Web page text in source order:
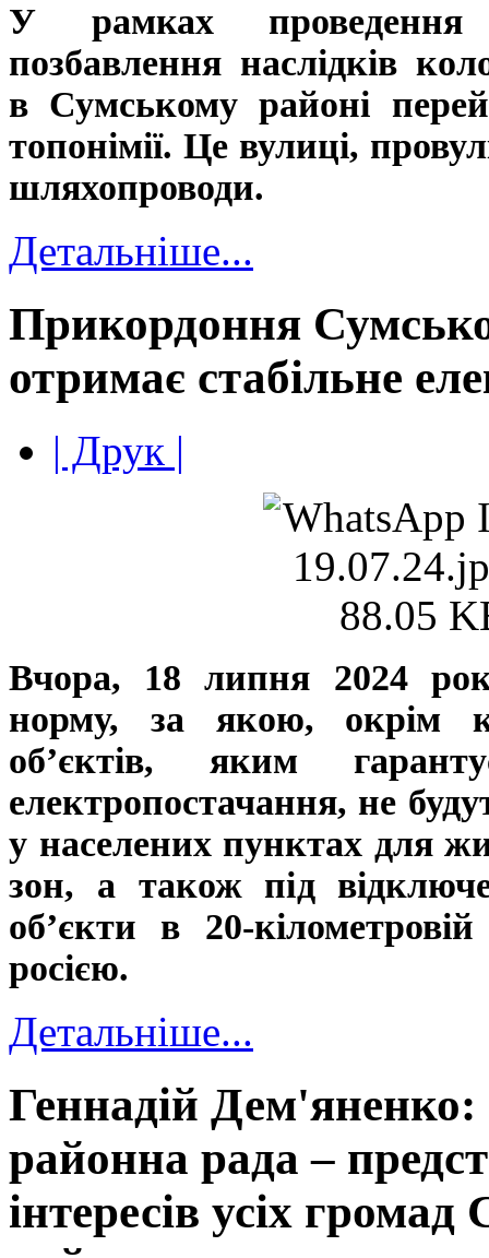
У рамках проведення
позбавлення наслідків
в Сумському районі
топонімії. Це вулиці,
шляхопроводи.
Детальніше...
Прикордоння
отримає стабільне
| Друк |
Вчора, 18 липня 2024
норму, за якою, окрім
об’єктів, яким
електропостачання, не
у населених пунктах для
зон, а також під
об’єкти в 20-
росією.
Детальніше...
Геннадій
районна рада –
інтересів усіх